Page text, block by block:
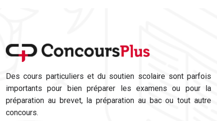
Des cours particuliers et du soutien scolaire sont parfois
importants pour bien préparer les examens ou pour la
préparation au brevet, la préparation au bac ou tout autre
concours.